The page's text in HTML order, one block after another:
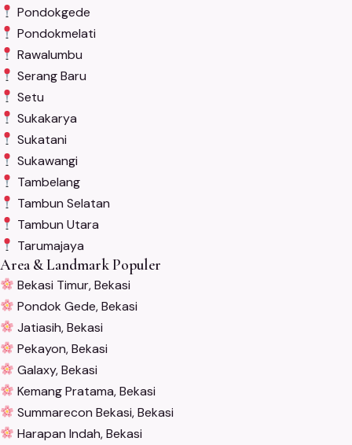
Pondokgede
Pondokmelati
Rawalumbu
Serang Baru
Setu
Sukakarya
Sukatani
Sukawangi
Tambelang
Tambun Selatan
Tambun Utara
Tarumajaya
Area & Landmark Populer
Bekasi Timur, Bekasi
Pondok Gede, Bekasi
Jatiasih, Bekasi
Pekayon, Bekasi
Galaxy, Bekasi
Kemang Pratama, Bekasi
Summarecon Bekasi, Bekasi
Harapan Indah, Bekasi